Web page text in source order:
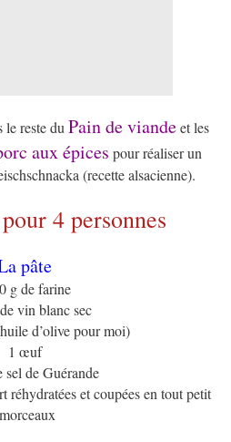
le reste du Pain de viandeet les
aux épices pour réaliser un
(recette alsacienne).
4 personnes
pâte
g de farine
vin blanc sec
d’olive pour moi)
1 œuf
sel de Guérande
réhydratées et coupées en tout petit
morceaux